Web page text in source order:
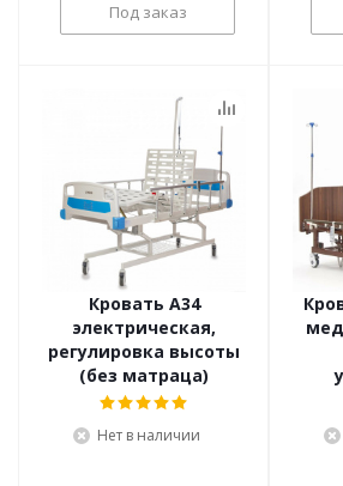
Под заказ
Кровать А34
электрическая,
регулировка высоты
(без матраца)
Нет в наличии